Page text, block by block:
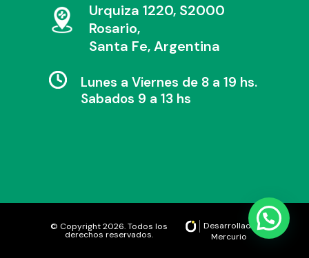
Urquiza 1220, S2000
Rosario,
Santa Fe, Argentina
Lunes a Viernes de 8 a 19 hs.
Sabados 9 a 13 hs
© Copyright 2026. Todos los
derechos reservados.
Desarrollado por
Mercurio